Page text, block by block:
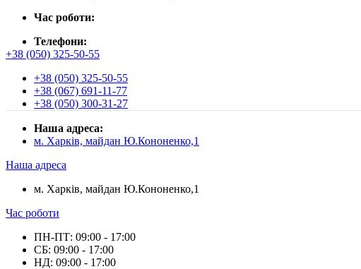
Час роботи:
Телефони:
+38 (050) 325-50-55
+38 (050) 325-50-55
+38 (067) 691-11-77
+38 (050) 300-31-27
Наша адреса:
м. Харків, майдан Ю.Кононенко,1
Наша адреса
м. Харків, майдан Ю.Кононенко,1
Час роботи
ПН-ПТ: 09:00 - 17:00
СБ: 09:00 - 17:00
НД: 09:00 - 17:00